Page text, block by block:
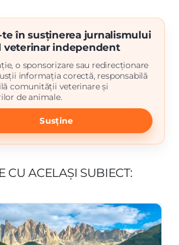
în susținerea jurnalismului
veterinar independent
o sponsorizare sau redirecționare
informația corectă, responsabilă
comunității veterinare și
de animale.
Susține
CU ACELAȘI SUBIECT: